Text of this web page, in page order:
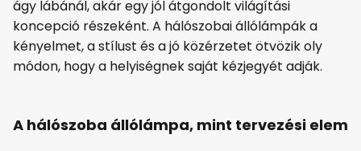
ágy lábánál, akár egy jól átgondolt világítási
koncepció részeként. A hálószobai állólámpák a
kényelmet, a stílust és a jó közérzetet ötvözik oly
módon, hogy a helyiségnek saját kézjegyét adják.
A hálószoba állólámpa, mint tervezési elem